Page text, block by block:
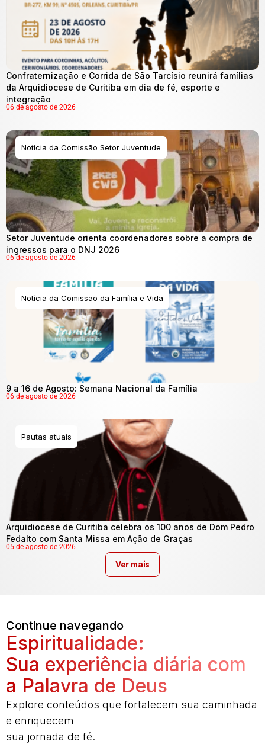
Confraternização e Corrida de São Tarcísio reunirá famílias
da Arquidiocese de Curitiba em dia de fé, esporte e
integração
06 de agosto de 2026
Notícia da Comissão Setor Juventude
Setor Juventude orienta coordenadores sobre a compra de
ingressos para o DNJ 2026
06 de agosto de 2026
Notícia da Comissão da Família e Vida
9 a 16 de Agosto: Semana Nacional da Família
06 de agosto de 2026
Pautas atuais
Arquidiocese de Curitiba celebra os 100 anos de Dom Pedro
Fedalto com Santa Missa em Ação de Graças
05 de agosto de 2026
Ver mais
Continue navegando
Espiritualidade:
Sua experiência diária com
a Palavra de Deus
Explore conteúdos que fortalecem sua caminhada
e enriquecem
sua jornada de fé.